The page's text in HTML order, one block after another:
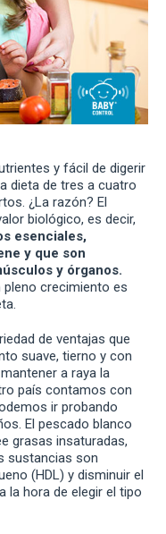
y fácil de digerir
dieta de tres a cuatro
¿La razón? El
biológico, es decir,
esenciales,
y que son
y órganos.
pleno crecimiento es
de ventajas que
suave, tierno y con
a raya la
país contamos con
ir probando
El pescado blanco
grasas insaturadas,
sustancias son
(HDL) y disminuir el
la hora de elegir el tipo